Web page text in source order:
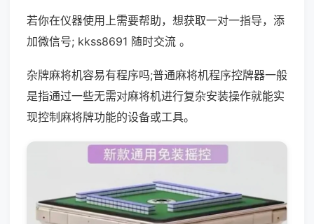
若你在仪器使用上需要帮助，想获取一对一指导，添
加微信号; kkss8691 随时交流 。
杂牌麻将机容易有程序吗;普通麻将机程序控牌器一般
是指通过一些无需对麻将机进行复杂安装操作就能实
现控制麻将牌功能的设备或工具。